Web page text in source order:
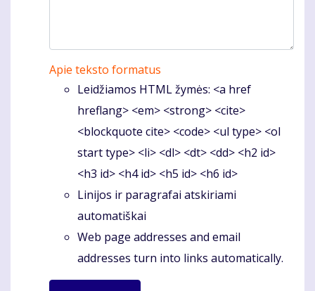
Apie teksto formatus
Leidžiamos HTML žymės: <a href
hreflang> <em> <strong> <cite>
<blockquote cite> <code> <ul type> <ol
start type> <li> <dl> <dt> <dd> <h2 id>
<h3 id> <h4 id> <h5 id> <h6 id>
Linijos ir paragrafai atskiriami
automatiškai
Web page addresses and email
addresses turn into links automatically.